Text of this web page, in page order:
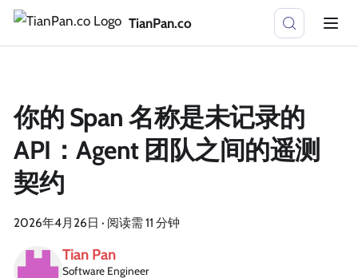
TianPan.co
你的 Span 名称是未记录的
API：Agent 团队之间的遥测
契约
2026年4月26日 · 阅读需 11 分钟
Tian Pan
Software Engineer